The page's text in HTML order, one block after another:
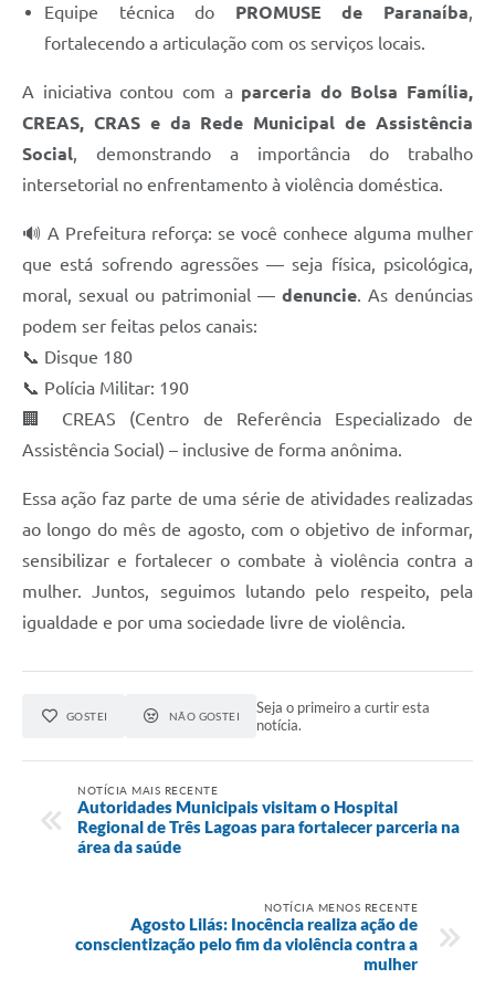
Equipe técnica do PROMUSE de Paranaíba
fortalecendo a articulação com os serviços locais.
A iniciativa contou com a parceria do Bolsa Família,
CREAS, CRAS e da Rede Municipal de Assistência
Social , demonstrando a importância do trabalho
intersetorial no enfrentamento à violência doméstica.
🔊 A Prefeitura reforça: se você conhece alguma mulher
que está sofrendo agressões — seja física, psicológica,
moral, sexual ou patrimonial — denuncie . As denúncias
podem ser feitas pelos canais:
📞 Disque 180
📞 Polícia Militar: 190
🏢 CREAS (Centro de Referência Especializado de
Assistência Social) – inclusive de forma anônima.
Essa ação faz parte de uma série de atividades realizadas
ao longo do mês de agosto, com o objetivo de informar,
sensibilizar e fortalecer o combate à violência contra a
mulher. Juntos, seguimos lutando pelo respeito, pela
igualdade e por uma sociedade livre de violência.
GOSTEI NÃO GOSTEI
Seja o primeiro a curtir esta
notícia.
NOTÍCIA MAIS RECENTE
Autoridades Municipais visitam o Hospital
Regional de Três Lagoas para fortalecer parceria na
área da saúde
NOTÍCIA MENOS RECENTE
Agosto Lilás: Inocência realiza ação de
conscientização pelo fim da violência contra a
mulher